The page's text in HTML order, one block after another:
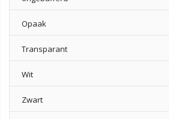
Opaak
Transparant
Wit
Zwart